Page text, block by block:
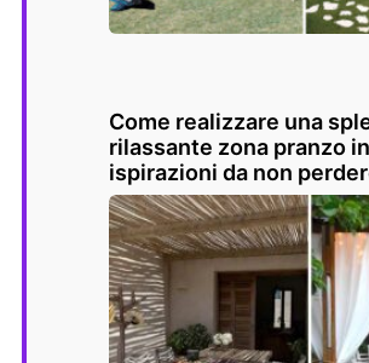
Come realizzare una
rilassante zona pranzo
ispirazioni da non